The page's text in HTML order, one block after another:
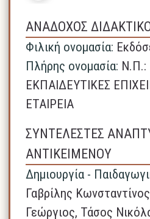
ΑΝΑΔΟΧΟΣ
Φιλική ονομασία:
Πλήρης ονομασία:
ΕΚΠΑΙΔΕΥΤΙΚΕΣ
ΕΤΑΙΡΕΙΑ
ΣΥΝΤΕΛΕΣΤΕΣ
ΑΝΤΙΚΕΙΜΕΝΟΥ
Δημιουργία -
Γαβρίλης
Γεώργιος, Τάσος